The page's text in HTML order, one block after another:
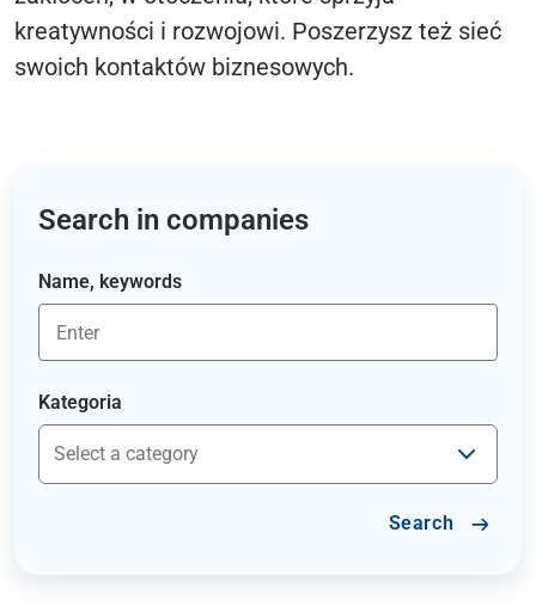
kreatywności i rozwojowi. Poszerzysz też sieć
swoich kontaktów biznesowych.
Search in companies
Name, keywords
Kategoria
Search